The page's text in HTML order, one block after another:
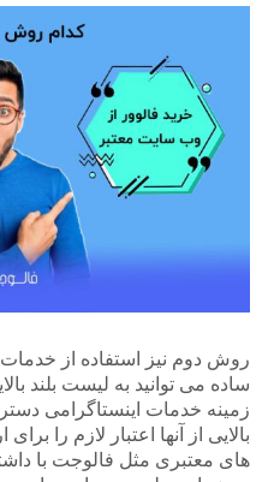
روش دوم نیز استفاده از
ساده می توانید به لیست بلند
زمینه خدمات اینستاگرامی
بالایی از آنها اعتبار لازم را
های معتبری مثل فالوجت با